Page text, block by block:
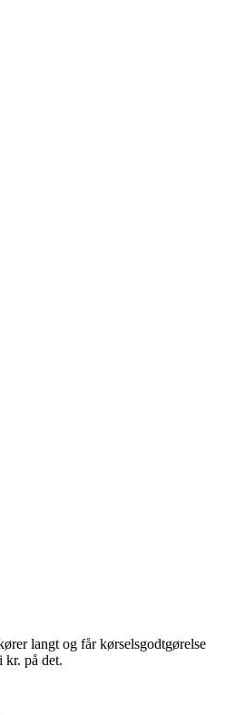
langt og får kørselsgodtgørelse
kr. på det.